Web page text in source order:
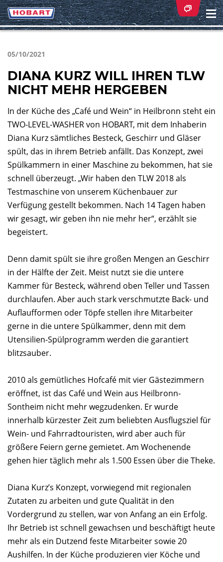
05/10/2021
DIANA KURZ WILL IHREN TLW
NICHT MEHR HERGEBEN
In der Küche des „Café und Wein“ in Heilbronn steht ein
TWO-LEVEL-WASHER von HOBART, mit dem Inhaberin
Diana Kurz sämtliches Besteck, Geschirr und Gläser
spült, das in ihrem Betrieb anfällt. Das Konzept, zwei
Spülkammern in einer Maschine zu bekommen, hat sie
schnell überzeugt. „Wir haben den TLW 2018 als
Testmaschine von unserem Küchenbauer zur
Verfügung gestellt bekommen. Nach 14 Tagen haben
wir gesagt, wir geben ihn nie mehr her“, erzählt sie
begeistert.
Denn damit spült sie ihre großen Mengen an Geschirr
in der Hälfte der Zeit. Meist nutzt sie die untere
Kammer für Besteck, während oben Teller und Tassen
durchlaufen. Aber auch stark verschmutzte Back- und
Auflaufformen oder Töpfe stellen ihre Mitarbeiter
gerne in die untere Spülkammer, denn mit dem
Utensilien-Spülprogramm werden die garantiert
blitzsauber.
2010 als gemütliches Hofcafé mit vier Gästezimmern
eröffnet, ist das Café und Wein aus Heilbronn-
Sontheim nicht mehr wegzudenken. Er wurde
innerhalb kürzester Zeit zum beliebten Ausflugsziel für
Wein- und Fahrradtouristen, wird aber auch für
größere Feiern gerne gemietet. Am Wochenende
gehen hier täglich mehr als 1.500 Essen über die Theke.
Diana Kurz’s Konzept, vorwiegend mit regionalen
Zutaten zu arbeiten und gute Qualität in den
Vordergrund zu stellen, war von Anfang an ein Erfolg.
Ihr Betrieb ist schnell gewachsen und beschäftigt heute
mehr als ein Dutzend feste Mitarbeiter sowie 20
Aushilfen. In der Küche produzieren vier Köche und